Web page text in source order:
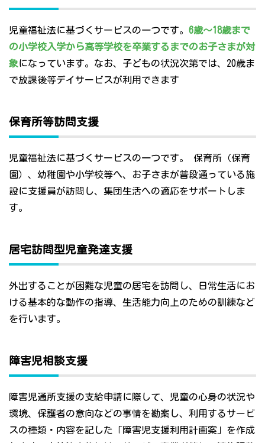
児童福祉法に基づくサービスの一つです。 6歳～18歳まで
の小学校入学から高等学校を卒業するまでのお子さまが対
象になっています。なお、子どもの状況次第では、20歳ま
で放課後等デイサービスが利用できます
保育所等訪問支援
児童福祉法に基づくサービスの一つです。 保育所（保育
園）、幼稚園や小学校等へ、お子さまが普段通っている施
設に支援員が訪問し、集団生活への適応をサポートしま
す。
居宅訪問型児童発達支援
外出することが困難な児童の居宅を訪問し、日常生活にお
ける基本的な動作の指導、生活能力向上のための訓練など
を行います。
障害児相談支援
障害児通所支援の支給申請に際して、児童の心身の状況や
環境、保護者の意向などの事情を勘案し、利用するサービ
スの種類・内容を記した「障害児支援利用計画案」を作成